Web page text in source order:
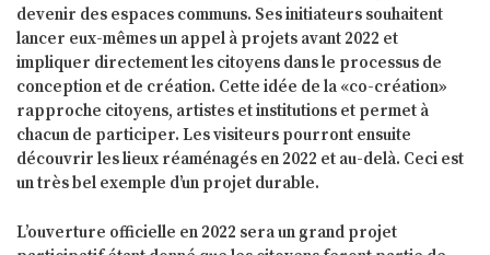
devenir des espaces communs. Ses initiateurs souhaitent
lancer eux-mêmes un appel à projets avant 2022 et
impliquer directement les citoyens dans le processus de
conception et de création. Cette idée de la «co-création»
rapproche citoyens, artistes et institutions et permet à
chacun de participer. Les visiteurs pourront ensuite
découvrir les lieux réaménagés en 2022 et au-delà. Ceci est
un très bel exemple d’un projet durable.
L’ouverture officielle en 2022 sera un grand projet